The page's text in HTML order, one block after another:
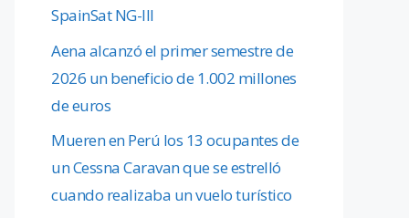
SpainSat NG-III
Aena alcanzó el primer semestre de
2026 un beneficio de 1.002 millones
de euros
Mueren en Perú los 13 ocupantes de
un Cessna Caravan que se estrelló
cuando realizaba un vuelo turístico